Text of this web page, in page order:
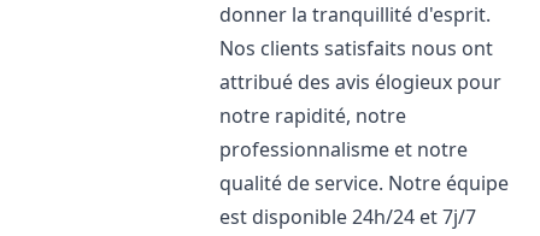
donner la tranquillité d'esprit.
Nos clients satisfaits nous ont
attribué des avis élogieux pour
notre rapidité, notre
professionnalisme et notre
qualité de service. Notre équipe
est disponible 24h/24 et 7j/7